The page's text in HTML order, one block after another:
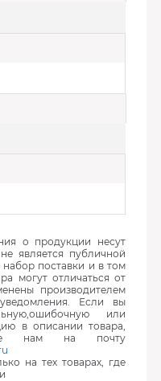
о продукции несут
является публичной
набор поставки и в том
могут отличаться от
производителем
Если вы
или
в описании товара,
нам на почту
на тех товарах, где